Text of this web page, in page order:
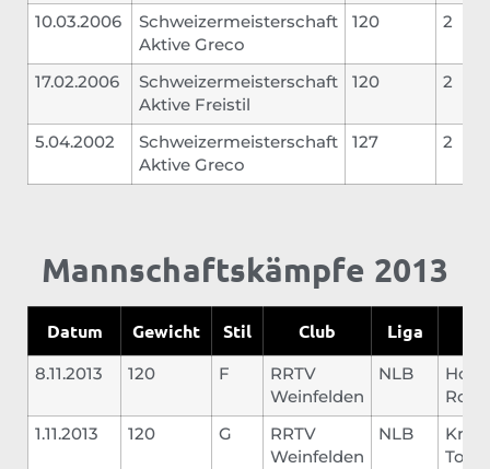
10.03.2006
Schweizermeisterschaft
Aktive Greco
120 2
17.02.2006
Schweizermeisterschaft
Aktive Freistil
120 2
5.04.2002
Schweizermeisterschaft
Aktive Greco
127 2
Mannschaftskämpfe 2013
Datum Gewicht Stil Club Liga
8.11.2013 120 F
RRTV
Weinfelden
NLB
1.11.2013
120 G
RRTV
Weinfelden
NLB